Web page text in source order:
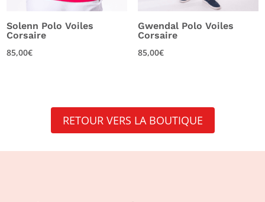
Solenn Polo Voiles
Corsaire
85,00€
Gwendal Polo Voiles
Corsaire
85,00€
RETOUR VERS LA BOUTIQUE